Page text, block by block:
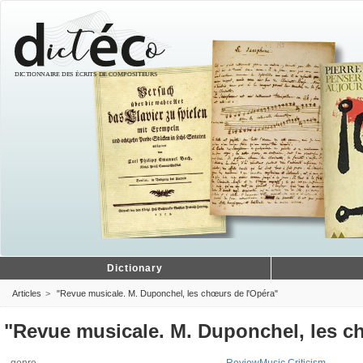
Dictionary
Articles "Revue musicale. M. Duponchel, les chœurs de l'Opéra"
"Revue musicale. M. Duponchel, les